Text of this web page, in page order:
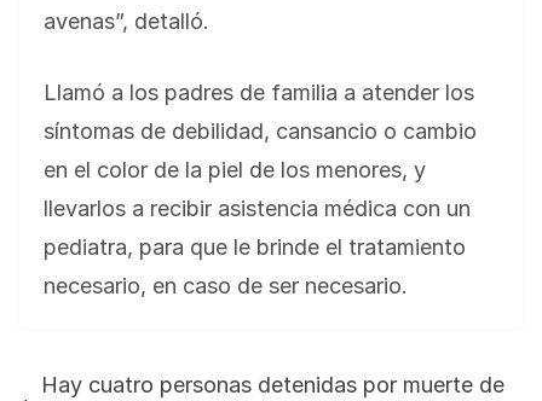
avenas”, detalló.
Llamó a los padres de familia a atender los
síntomas de debilidad, cansancio o cambio
en el color de la piel de los menores, y
llevarlos a recibir asistencia médica con un
pediatra, para que le brinde el tratamiento
necesario, en caso de ser necesario.
Hay cuatro personas detenidas por muerte de